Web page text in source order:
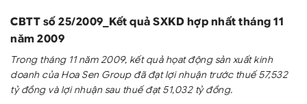
CBTT số 25/2009_Kết quả SXKD hợp nhất tháng 11
năm 2009
Trong tháng 11 năm 2009, kết quả họat động sản xuất kinh
doanh của Hoa Sen Group đã đạt lợi nhuận trước thuế 57,532
tỷ đồng và lợi nhuận sau thuế đạt 51,032 tỷ đồng.